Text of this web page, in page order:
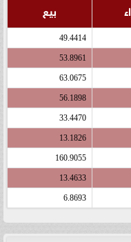
بيع
49.4414
53.8961
63.0675
56.1898
33.4470
13.1826
160.9055
13.4633
6.8693